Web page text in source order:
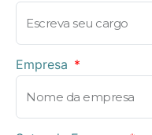
Empresa